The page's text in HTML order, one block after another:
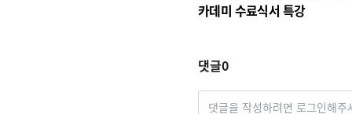
카데미 수료식서 특강
댓글0
댓글을 작성하려면 로그인해주